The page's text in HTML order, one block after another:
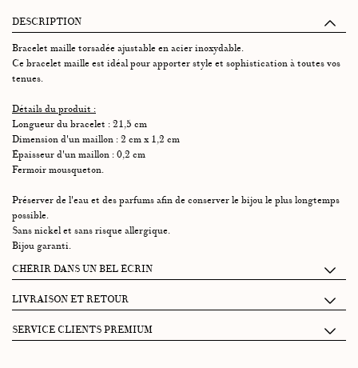
DESCRIPTION
Bracelet maille torsadée ajustable en acier inoxydable.
Ce bracelet maille est idéal pour apporter style et sophistication à toutes vos
tenues.
Détails du produit :
Longueur du bracelet : 21,5 cm
Dimension d'un maillon : 2 cm x 1,2 cm
Épaisseur d'un maillon : 0,2 cm
Fermoir mousqueton.
Préserver de l'eau et des parfums afin de conserver le bijou le plus longtemps
possible.
Sans nickel et sans risque allergique.
Bijou garanti.
CHÉRIR DANS UN BEL ÉCRIN
Chaque écrin Graazie se compose de 2 petits tiroirs accueillant :
• Une jolie enveloppe contenant vos mots doux, un livret de garantie et
LIVRAISON ET RETOUR
Je récupère mon paquet à la conciergerie Graazie: entre 14h et 18h
(26 rue de Montholon, 75009 Paris)
SERVICE CLIENTS PREMIUM